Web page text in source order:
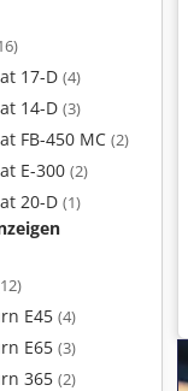
17-D (4)
14-D (3)
FB-450 MC (2)
E-300 (2)
20-D (1)
E45 (4)
E65 (3)
365 (2)